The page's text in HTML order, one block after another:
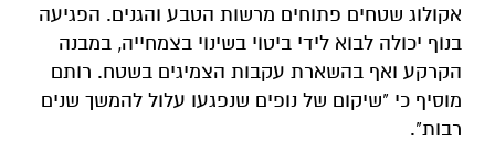
אקולוג שטחים פתוחים מרשות הטבע והגנים. הפגיעה
בנוף יכולה לבוא לידי ביטוי בשינוי בצמחייה, במבנה
הקרקע ואף בהשארת עקבות הצמיגים בשטח. רותם
מוסיף כי "שיקום של נופים שנפגעו עלול להמשך שנים
רבות".